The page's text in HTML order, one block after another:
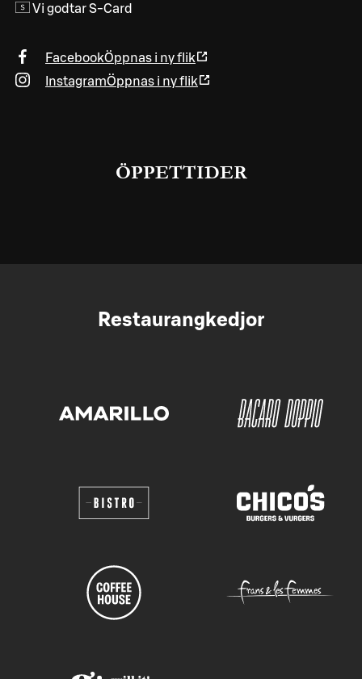
Vi godtar S-Card
FacebookÖppnas i ny flik
InstagramÖppnas i ny flik
ÖPPETTIDER
Restaurangkedjor